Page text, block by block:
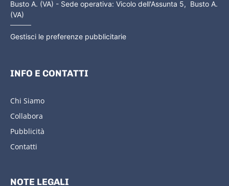
Busto A. (VA) - Sede operativa: Vicolo dell'Assunta 5, Busto A.
(VA)
Gestisci le preferenze pubblicitarie
INFO E CONTATTI
Chi Siamo
Collabora
Pubblicità
Contatti
NOTE LEGALI